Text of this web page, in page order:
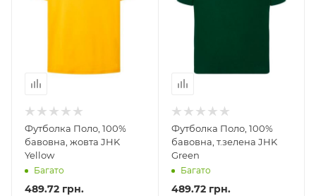
Футболка Поло, 100%
бавовна, жовта JHK
Yellow
Багато
489.72 грн.
Футболка Поло, 100%
бавовна, т.зелена JHK
Green
Багато
489.72 грн.